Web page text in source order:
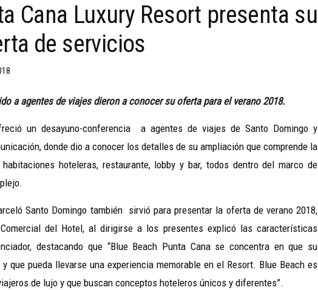
Cana Luxury Resort presenta su
de servicios
a agentes de viajes dieron a conocer su oferta para el verano 2018.
un desayuno-conferencia a agentes de viajes de Santo Domingo y
donde dio a conocer los detalles de su ampliación que comprende la
hoteleras, restaurante, lobby y bar, todos dentro del marco de
Santo Domingo también sirvió para presentar la oferta de verano 2018,
del Hotel, al dirigirse a los presentes explicó las características
destacando que “Blue Beach Punta Cana se concentra en que su
que pueda llevarse una experiencia memorable en el Resort. Blue Beach es
de lujo y que buscan conceptos hoteleros únicos y diferentes”.